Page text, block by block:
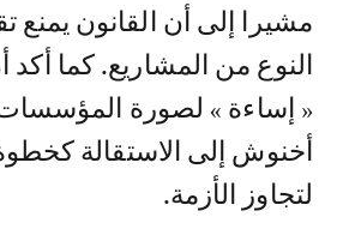
مشيرا إلى أن القانون يمنع
النوع من المشاريع. كما
« إساءة » لصورة المؤسسات
أخنوش إلى الاستقالة
لتجاوز الأزمة.